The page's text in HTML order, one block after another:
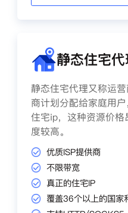
静态住宅
静态住宅代理又称运
商计划分配给家庭用
住宅ip，这种资源价
度较高。
优质ISP提供商
不限带宽
真正的住宅IP
覆盖36个以上的国家